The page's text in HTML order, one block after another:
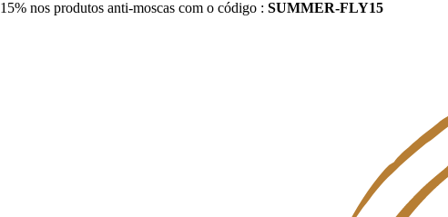
15% nos produtos anti-moscas com o código : SUMMER-FLY15